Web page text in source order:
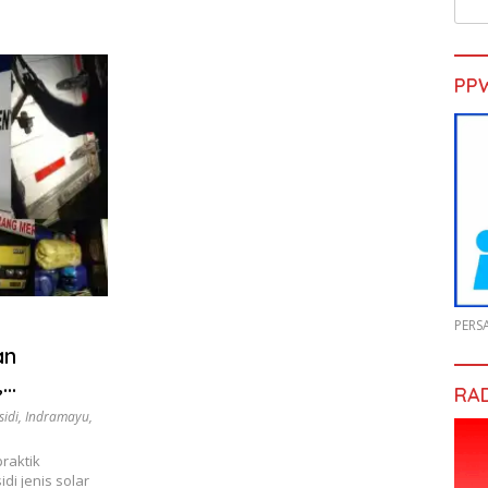
, Indramayu,
jenis solar